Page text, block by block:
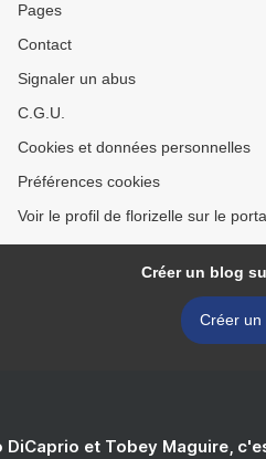
Pages
Contact
Signaler un abus
C.G.U.
Cookies et données personnelles
Préférences cookies
Voir le profil de florizelle sur le
Créer un blog
Créer un
DiCaprio et Tobey Maguire,